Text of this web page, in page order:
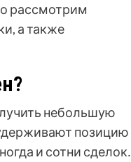
рассмотрим
а также
небольшую
позицию
и сотни сделок․